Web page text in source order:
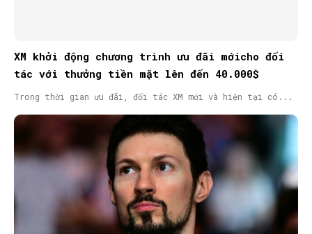
XM khởi động chương trình ưu đãi mớicho đối
tác với thưởng tiền mặt lên đến 40.000$
Trong thời gian ưu đãi, đối tác XM mới và hiện tại có...